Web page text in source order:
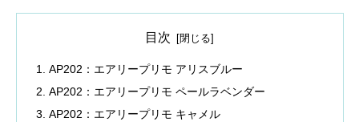
目次
AP202：エアリープリモ アリスブルー
AP202：エアリープリモ ペールラベンダー
AP202：エアリープリモ キャメル